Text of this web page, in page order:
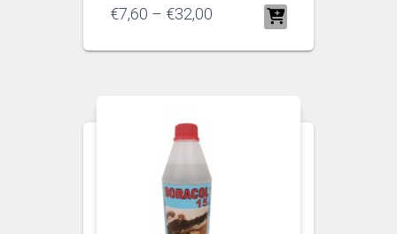
€7,60 – €32,00